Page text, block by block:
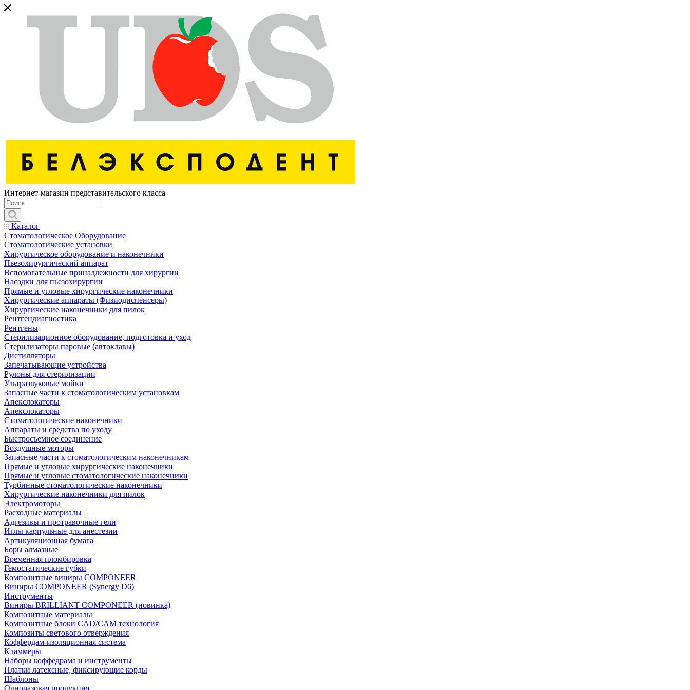
Интернет-магазин представительского класса
Каталог
Стоматологическое Оборудование
Стоматологические установки
Хирургическое оборудование и наконечники
Пьезохирургический аппарат
Вспомогательные принадлежности для хирургии
Насадки для пьезохирургии
Прямые и угловые хирургические наконечники
Хирургические аппараты (Физиодиспенсеры)
Хирургические наконечники для пилок
Рентгендиагностика
Рентгены
Стерилизационное оборудование, подготовка и уход
Стерилизаторы паровые (автоклавы)
Дистилляторы
Запечатывающие устройства
Рулоны для стерилизации
Ультразвуковые мойки
Запасные части к стоматологическим установкам
Апекслокаторы
Апекслокаторы
Стоматологические наконечники
Аппараты и средства по уходу
Быстросъемное соединение
Воздушные моторы
Запасные части к стоматологическим наконечникам
Прямые и угловые хирургические наконечники
Прямые и угловые стоматологические наконечники
Турбинные стоматологические наконечники
Хирургические наконечники для пилок
Электромоторы
Расходные материалы
Адгезивы и протравочные гели
Иглы карпульные для анестезии
Артикуляционная бумага
Боры алмазные
Временная пломбировка
Гемостатические губки
Композитные виниры COMPONEER
Виниры COMPONEER (Synergy D6)
Инструменты
Виниры BRILLIANT COMPONEER (новинка)
Композитные материалы
Композитные блоки CAD/СAM технология
Композиты светового отверждения
Коффердам-изоляционная система
Кламмеры
Наборы коффедрама и инструменты
Платки латексные, фиксирующие корды
Шаблоны
Одноразовая продукция